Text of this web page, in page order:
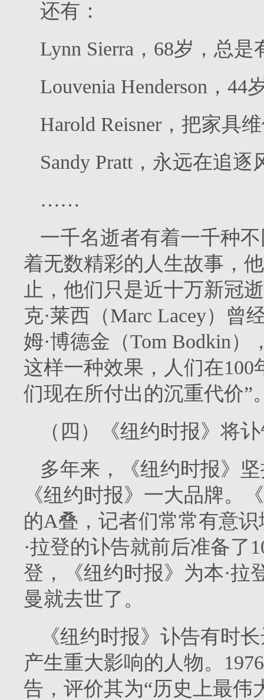
还有：
Lynn Sierra，68岁，总
Louvenia Henderson，
Harold Reisner，把家具
Sandy Pratt，永远在追逐
……
一千名逝者有着一千种
着无数精彩的人生故事，
止，他们只是近十万新冠
克·莱西（Marc Lacey）曾
姆·博德金（Tom Bodkin
这样一种效果，人们在
们现在所付出的沉重代价”
（四）《纽约时报》将
多年来，《纽约时报》
《纽约时报》一大品牌。
的A叠，记者们常常有意
·拉登的讣告就前后准备了
登，《纽约时报》为本·拉
曼就去世了。
《纽约时报》讣告有时
产生重大影响的人物。
告，评价其为“历史上最伟